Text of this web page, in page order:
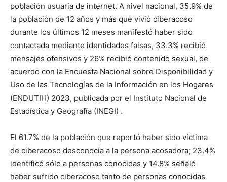
población usuaria de internet. A nivel nacional, 35.9% de
la población de 12 años y más que vivió ciberacoso
durante los últimos 12 meses manifestó haber sido
contactada mediante identidades falsas, 33.3% recibió
mensajes ofensivos y 26% recibió contenido sexual, de
acuerdo con la Encuesta Nacional sobre Disponibilidad y
Uso de las Tecnologías de la Información en los Hogares
(ENDUTIH) 2023, publicada por el Instituto Nacional de
Estadística y Geografía (INEGI) .
El 61.7% de la población que reportó haber sido víctima
de ciberacoso desconocía a la persona acosadora; 23.4%
identificó sólo a personas conocidas y 14.8% señaló
haber sufrido ciberacoso tanto de personas conocidas